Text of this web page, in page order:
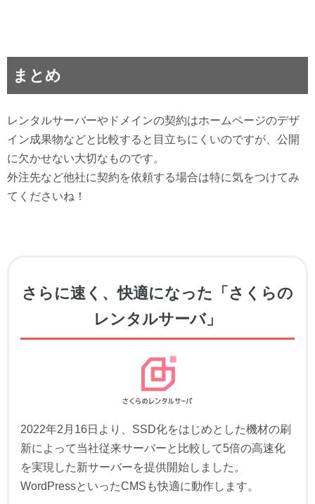
まとめ
レンタルサーバーやドメインの契約はホームページのデザ
イン成果物などと比較すると目立ちにくいのですが、公開
に欠かせない大切なものです。
外注先など他社に契約を依頼する場合は特に気をつけてみ
てくださいね！
さらに速く、快適になった「さくらの
レンタルサーバ」
2022年2月16日より、SSD化をはじめとした機材の刷
新によって当社従来サーバーと比較して5倍の高速化
を実現した新サーバーを提供開始しました。
WordPressといったCMSも快適に動作します。